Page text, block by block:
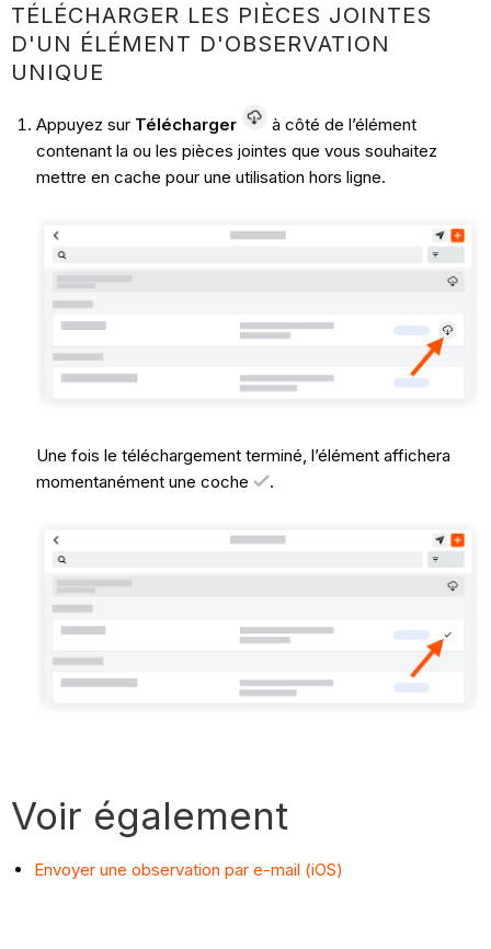
TÉLÉCHARGER LES PIÈCES JOINTES
D'UN ÉLÉMENT D'OBSERVATION
UNIQUE
Appuyez sur Télécharger
à côté de l’élément
contenant la ou les pièces jointes que vous souhaitez
mettre en cache pour une utilisation hors ligne.
Une fois le téléchargement terminé, l’élément affichera
momentanément une coche
.
Voir également
Envoyer une observation par e-mail (iOS)